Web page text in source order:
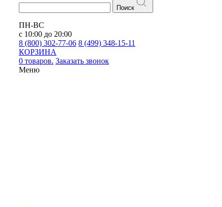
Поиск
ПН-ВС
с 10:00 до 20:00
8 (800) 302-77-06 8 (499) 348-15-11
КОРЗИНА
0 товаров. Заказать звонок
Меню